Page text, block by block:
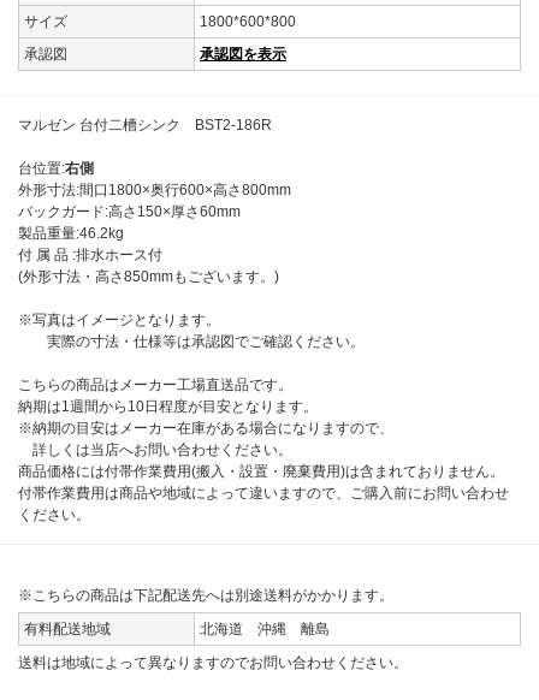
サイズ
1800*600*800
承認図
承認図を表示
マルゼン 台付二槽シンク BST2-186R
台位置:右側
外形寸法:間口1800×奥行600×高さ800mm
バックガード:高さ150×厚さ60mm
製品重量:46.2kg
付 属 品 :排水ホース付
(外形寸法・高さ850mmもございます。)
※写真はイメージとなります。
実際の寸法・仕様等は承認図でご確認ください。
こちらの商品はメーカー工場直送品です。
納期は1週間から10日程度が目安となります。
※納期の目安はメーカー在庫がある場合になりますので、
詳しくは当店へお問い合わせください。
商品価格には付帯作業費用(搬入・設置・廃棄費用)は含まれておりません。
付帯作業費用は商品や地域によって違いますので、ご購入前にお問い合わせ
ください。
※こちらの商品は下記配送先へは別途送料がかかります。
有料配送地域
北海道 沖縄 離島
送料は地域によって異なりますのでお問い合わせください。